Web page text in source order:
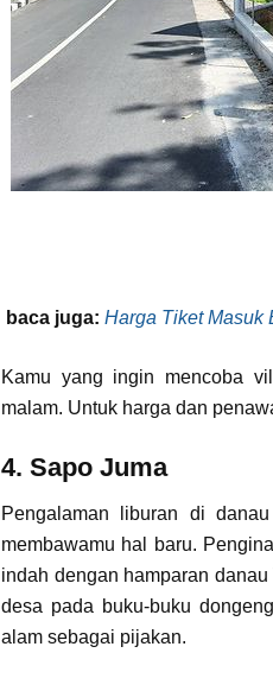
baca juga: Harga Tiket Masuk
Kamu yang ingin mencoba
malam. Untuk harga dan
4. Sapo Juma
Pengalaman liburan di
membawamu hal baru.
indah dengan hamparan
desa pada buku-buku
alam sebagai pijakan.